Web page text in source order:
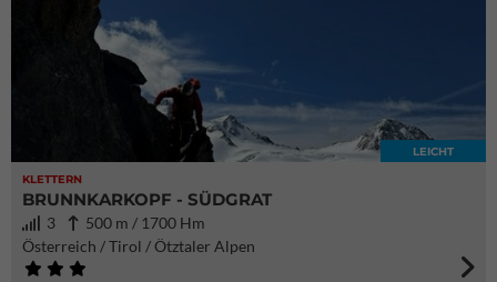
KLETTERN
LEICHT
BRUNNKARKOPF - SÜDGRAT
3
500 m / 1700 Hm
Österreich / Tirol / Ötztaler Alpen